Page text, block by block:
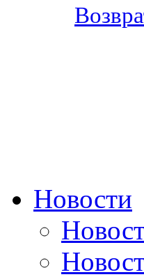
Новости